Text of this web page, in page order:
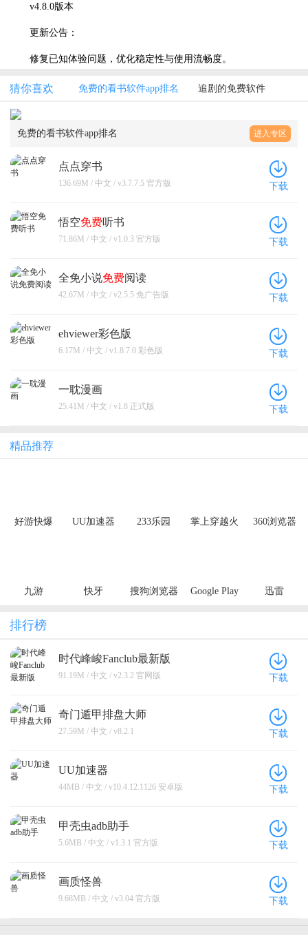
v4.8.0版本
更新公告：
修复已知体验问题，优化稳定性与使用流畅度。
猜你喜欢 免费的看书软件app排名 追剧的免费软件
免费的看书软件app排名 进入专区
点点穿书
136.69M / 中文 / v3.7.7.5 官方版 下载
悟空免费听书
71.86M / 中文 / v1.0.3 官方版 下载
全免小说免费阅读
42.67M / 中文 / v2.5.5 免广告版 下载
ehviewer彩色版
6.17M / 中文 / v1.8.7.0 彩色版 下载
一耽漫画
25.41M / 中文 / v1.8 正式版 下载
精品推荐
好游快爆 UU加速器 233乐园
掌上穿越火
360浏览器
九游 快牙
搜狗浏览器
Google Play
迅雷
排行榜
时代峰峻Fanclub最新版
91.19M / 中文 / v2.3.2 官网版 下载
奇门遁甲排盘大师
27.59M / 中文 / v8.2.1 下载
UU加速器
44MB / 中文 / v10.4.12.1126 安卓版 下载
甲壳虫adb助手
5.6MB / 中文 / v1.3.1 官方版 下载
画质怪兽
9.68MB / 中文 / v3.04 官方版 下载